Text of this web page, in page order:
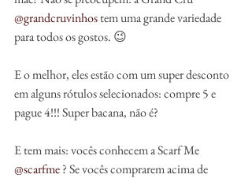
@grandcruvinhos tem uma grande variedade
para todos os gostos. 😉
E o melhor, eles estão com um super desconto
em alguns rótulos selecionados: compre 5 e
pague 4!!! Super bacana, não é?
E tem mais: vocês conhecem a Scarf Me
@scarfme ? Se vocês comprarem acima de